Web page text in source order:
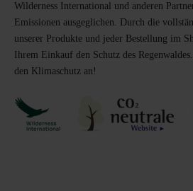
Wilderness International und anderen
Emissionen ausgeglichen. Durch die
unserer Produkte und jeder Bestellung im
Ihrem Einkauf den Schutz des
den Klimaschutz an!